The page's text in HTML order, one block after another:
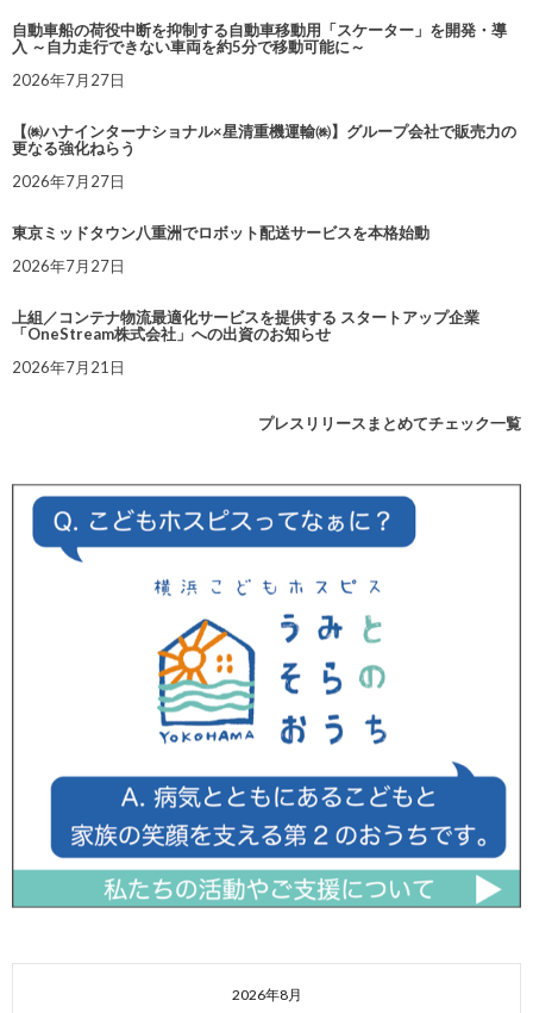
自動車船の荷役中断を抑制する自動車移動用「スケーター」を開発・導
入 ～自力走行できない車両を約5分で移動可能に～
2026年7月27日
【㈱ハナインターナショナル×星清重機運輸㈱】グループ会社で販売力の
更なる強化ねらう
2026年7月27日
東京ミッドタウン八重洲でロボット配送サービスを本格始動
2026年7月27日
上組／コンテナ物流最適化サービスを提供する スタートアップ企業
「OneStream株式会社」への出資のお知らせ
2026年7月21日
プレスリリースまとめてチェック一覧
2026年8月